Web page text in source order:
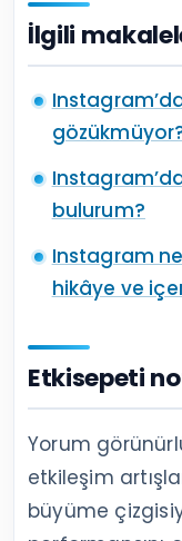
İlgili
bulurum?
Instagram
hikâye ve
Etkisepeti
Yorum
etkileşim
büyüme